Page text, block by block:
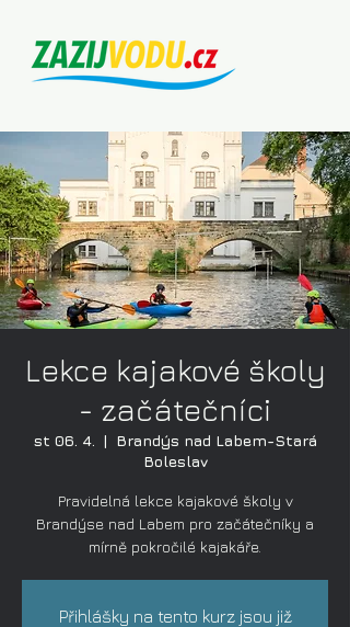
Lekce kajakové školy
- začátečníci
st 06. 4.
  |
Brandýs nad Labem-Stará
Boleslav
Pravidelná lekce kajakové školy v
Brandýse nad Labem pro začátečníky a
mírně pokročilé kajakáře.
Přihlášky na tento kurz jsou již